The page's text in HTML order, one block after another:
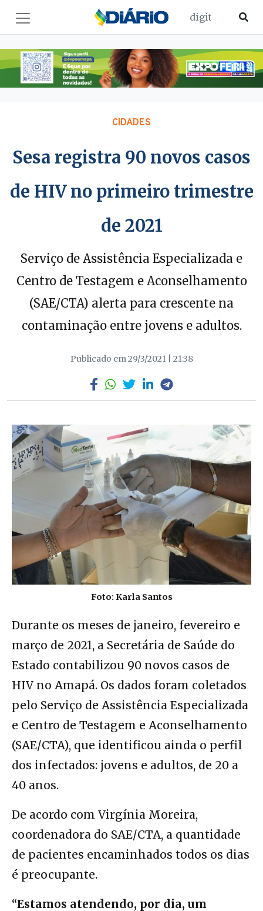
CIDADES
Sesa registra 90 novos casos
de HIV no primeiro trimestre
de 2021
Serviço de Assistência Especializada e
Centro de Testagem e Aconselhamento
(SAE/CTA) alerta para crescente na
contaminação entre jovens e adultos.
Publicado em 29/3/2021 | 21:38
Foto: Karla Santos
Durante os meses de janeiro, fevereiro e
março de 2021, a Secretária de Saúde do
Estado contabilizou 90 novos casos de
HIV no Amapá. Os dados foram coletados
pelo Serviço de Assistência Especializada
e Centro de Testagem e Aconselhamento
(SAE/CTA), que identificou ainda o perfil
dos infectados: jovens e adultos, de 20 a
40 anos.
De acordo com Virgínia Moreira,
coordenadora do SAE/CTA, a quantidade
de pacientes encaminhados todos os dias
é preocupante.
“Estamos atendendo, por dia, um